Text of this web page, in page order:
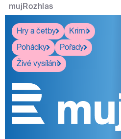
mujRozhlas
Hry a četby
Krimi
Pohádky
Pořady
Živé vysílání